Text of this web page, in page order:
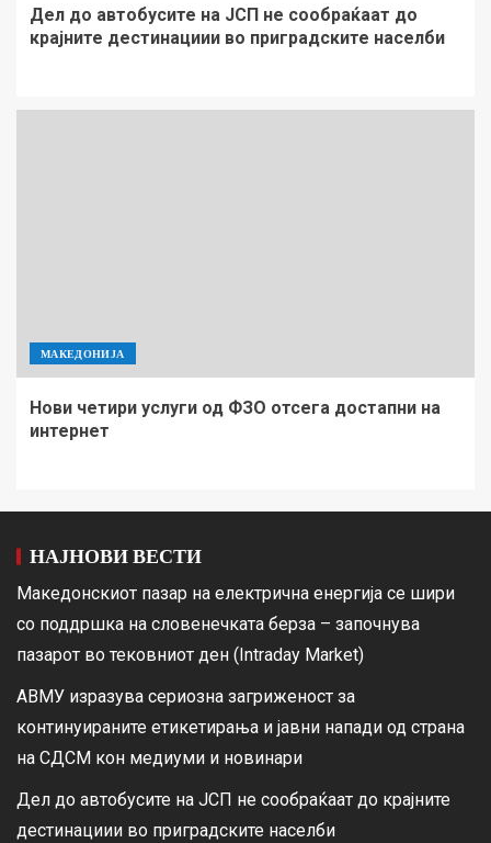
Дел до автобусите на ЈСП не сообраќаат до
крајните дестинациии во приградските населби
МАКЕДОНИЈА
Нови четири услуги од ФЗО отсега достапни на
интернет
НАЈНОВИ ВЕСТИ
Македонскиот пазар на електрична енергија се шири
со поддршка на словенечката берза – започнува
пазарот во тековниот ден (Intraday Market)
АВМУ изразува сериозна загриженост за
континуираните етикетирања и јавни напади од страна
на СДСМ кон медиуми и новинари
Дел до автобусите на ЈСП не сообраќаат до крајните
дестинациии во приградските населби